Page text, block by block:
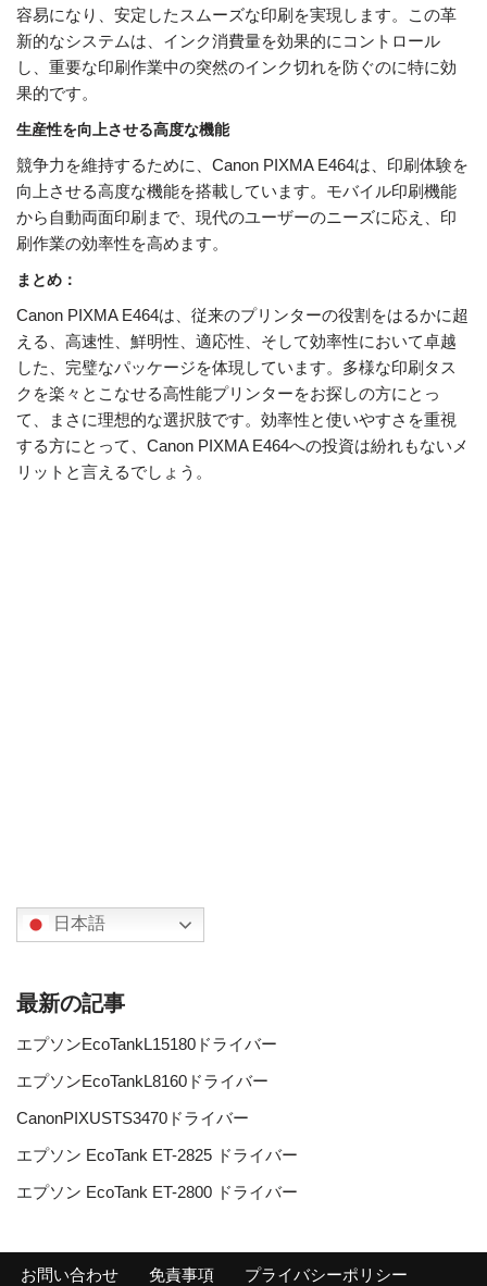
容易になり、安定したスムーズな印刷を実現します。この革
新的なシステムは、インク消費量を効果的にコントロール
し、重要な印刷作業中の突然のインク切れを防ぐのに特に効
果的です。
生産性を向上させる高度な機能
競争力を維持するために、Canon PIXMA E464は、印刷体験を
向上させる高度な機能を搭載しています。モバイル印刷機能
から自動両面印刷まで、現代のユーザーのニーズに応え、印
刷作業の効率性を高めます。
まとめ：
Canon PIXMA E464は、従来のプリンターの役割をはるかに超
える、高速性、鮮明性、適応性、そして効率性において卓越
した、完璧なパッケージを体現しています。多様な印刷タス
クを楽々とこなせる高性能プリンターをお探しの方にとっ
て、まさに理想的な選択肢です。効率性と使いやすさを重視
する方にとって、Canon PIXMA E464への投資は紛れもないメ
リットと言えるでしょう。
日本語
最新の記事
エプソンEcoTankL15180ドライバー
エプソンEcoTankL8160ドライバー
CanonPIXUSTS3470ドライバー
エプソン EcoTank ET-2825 ドライバー
エプソン EcoTank ET-2800 ドライバー
お問い合わせ 免責事項 プライバシーポリシー